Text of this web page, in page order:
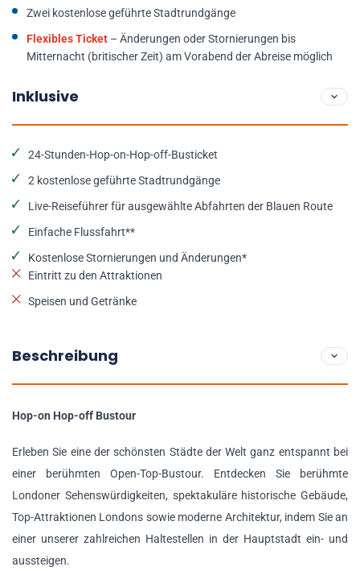
Zwei kostenlose geführte Stadtrundgänge
Flexibles Ticket – Änderungen oder Stornierungen bis
Mitternacht (britischer Zeit) am Vorabend der Abreise möglich
Inklusive
24-Stunden-Hop-on-Hop-off-Busticket
2 kostenlose geführte Stadtrundgänge
Live-Reiseführer für ausgewählte Abfahrten der Blauen Route
Einfache Flussfahrt**
Kostenlose Stornierungen und Änderungen*
Eintritt zu den Attraktionen
Speisen und Getränke
Beschreibung
Hop-on Hop-off Bustour
Erleben Sie eine der schönsten Städte der Welt ganz entspannt bei
einer berühmten Open-Top-Bustour. Entdecken Sie berühmte
Londoner Sehenswürdigkeiten, spektakuläre historische Gebäude,
Top-Attraktionen Londons sowie moderne Architektur, indem Sie an
einer unserer zahlreichen Haltestellen in der Hauptstadt ein- und
aussteigen.